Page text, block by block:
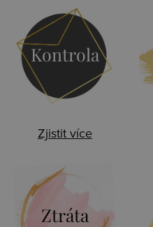
Kontrola
Zjistit více
Ztráta